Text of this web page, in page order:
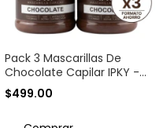
Pack 3 Mascarillas De
Chocolate Capilar IPKY -
Tratamiento Intensivo
$499.00